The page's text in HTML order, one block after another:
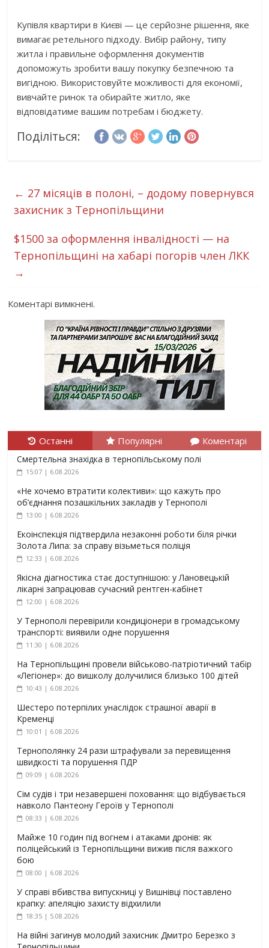
Купівля квартири в Києві — це серйозне рішення, яке
вимагає ретельного підходу. Вибір району, типу
житла і правильне оформлення документів
допоможуть зробити вашу покупку безпечною та
вигідною. Використовуйте можливості для економії,
вивчайте ринок та обирайте житло, яке
відповідатиме вашим потребам і бюджету.
Поділіться:
← 27 місяців в полоні, – додому повернувся
захисник з Тернопільщини
$1500 за оформлення інвалідності — на
Тернопільщині на хабарі погорів член ЛКК
→
Коментарі вимкнені.
Останні Популярні Коментарі
Смертельна знахідка в тернопільському полі
15:07 | 6.08.2026
«Не хочемо втратити колективи»: що кажуть про
об’єднання позашкільних закладів у Тернополі
13:00 | 6.08.2026
Екоінспекція підтвердила незаконні роботи біля річки
Золота Липа: за справу візьметься поліція
12:33 | 6.08.2026
Якісна діагностика стає доступнішою: у Лановецькій
лікарні запрацював сучасний рентген-кабінет
12:00 | 6.08.2026
У Тернополі перевірили кондиціонери в громадському
транспорті: виявили одне порушення
11:30 | 6.08.2026
На Тернопільщині провели військово-патріотичний табір
«Легіонер»: до вишколу долучилися близько 100 дітей
10:43 | 6.08.2026
Шестеро потерпілих унаслідок страшної аварії в
Кременці
10:01 | 6.08.2026
Тернополянку 24 рази штрафували за перевищення
швидкості та порушення ПДР
09:09 | 6.08.2026
Сім судів і три незавершені поховання: що відбувається
навколо Пантеону Героїв у Тернополі
08:33 | 6.08.2026
Майже 10 годин під вогнем і атаками дронів: як
поліцейський із Тернопільщини вижив після важкого
бою
08:00 | 6.08.2026
У справі вбивства випускниці у Вишнівці поставлено
крапку: апеляцію захисту відхилили
18:35 | 5.08.2026
На війні загинув молодий захисник Дмитро Березко з